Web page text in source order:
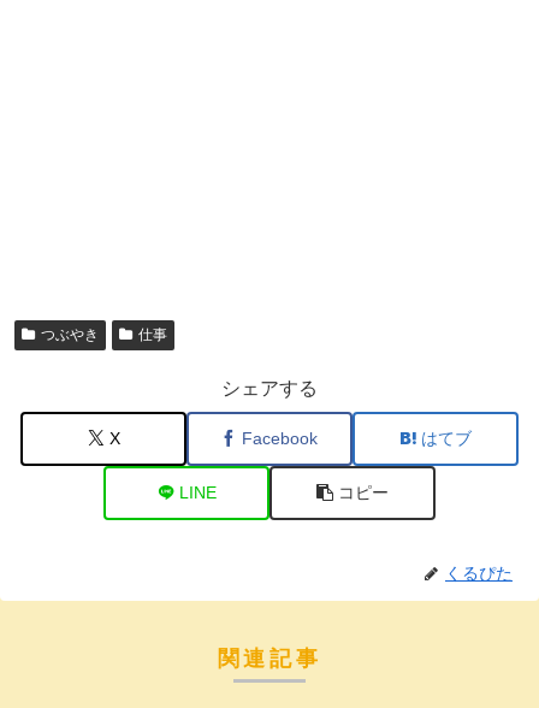
つぶやき 仕事
シェアする
X Facebook はてブ
LINE コピー
くるぴた
関連記事